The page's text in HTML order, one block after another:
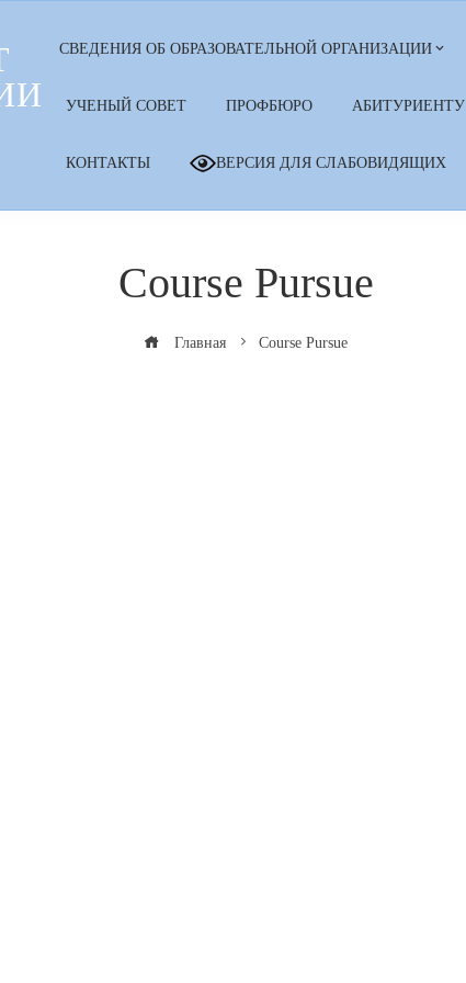
СВЕДЕНИЯ ОБ ОБРАЗОВАТЕЛЬНОЙ ОРГАНИЗАЦИИ
УЧЕНЫЙ СОВЕТ ПРОФБЮРО АБИТУРИЕНТУ
КОНТАКТЫ ВЕРСИЯ ДЛЯ СЛАБОВИДЯЩИХ
Course Pursue
Главная Course Pursue